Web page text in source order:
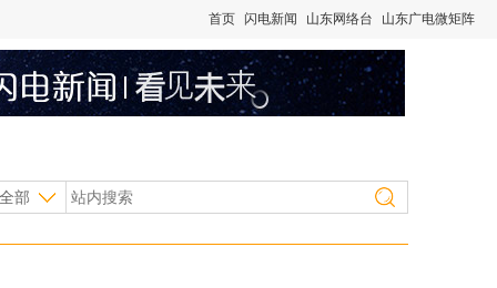
首页 闪电新闻 山东网络台 山东广电微矩阵
部